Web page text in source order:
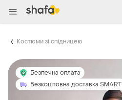
Костюми зі спідницею
Безпечна оплата
Безкоштовна доставка SMART